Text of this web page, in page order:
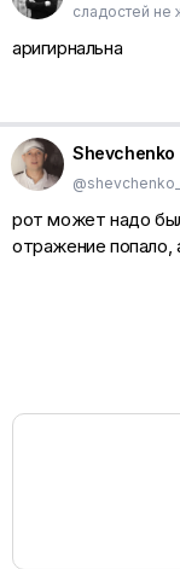
сладостей не
аригирнальна
Shevchenko
рот может надо
отражение попало,